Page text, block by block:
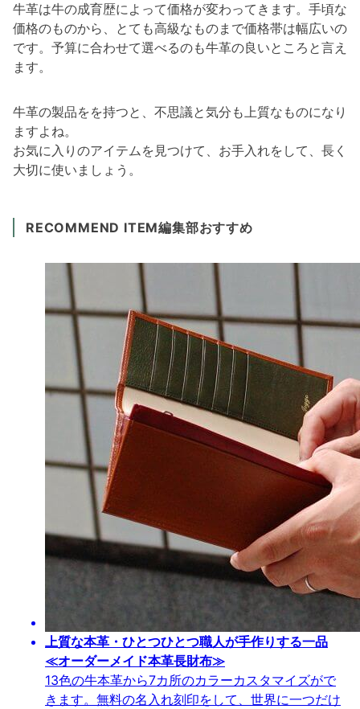
牛革は牛の成育歴によって価格が変わってきます。手頃な
価格のものから、とても高級なものまで価格帯は幅広いの
です。予算に合わせて選べるのも牛革の良いところと言え
ます。
牛革の製品をを持つと、不思議と気分も上質なものになり
ますよね。
お気に入りのアイテムを見つけて、お手入れをして、長く
大切に使いましょう。
RECOMMEND ITEM編集部おすすめ
上質な本革・ひとつひとつ職人が手作りする一品
≪オーダーメイド本革長財布≫
13色の牛本革から7カ所のカラーカスタマイズがで
きます。無料の名入れ刻印をして、世界に一つだけ